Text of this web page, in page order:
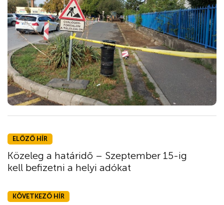
ELŐZŐ HÍR
Közeleg a határidő – Szeptember 15-ig
kell befizetni a helyi adókat
KÖVETKEZŐ HÍR